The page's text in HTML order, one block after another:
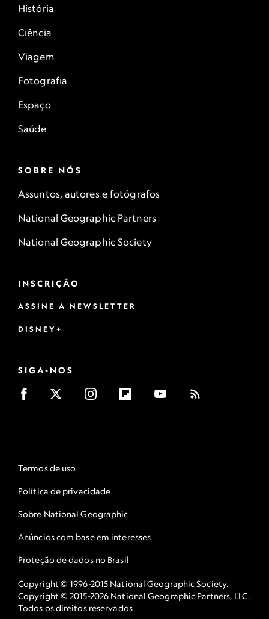
História
Ciência
Viagem
Fotografia
Espaço
Saúde
SOBRE NÓS
Assuntos, autores e fotógrafos
National Geographic Partners
National Geographic Society
INSCRIÇÃO
ASSINE A NEWSLETTER
DISNEY+
SIGA-NOS
Termos de uso
Política de privacidade
Sobre National Geographic
Anúncios com base em interesses
Proteção de dados no Brasil
Copyright © 1996-2015 National Geographic Society.
Copyright © 2015-2026 National Geographic Partners, LLC.
Todos os direitos reservados